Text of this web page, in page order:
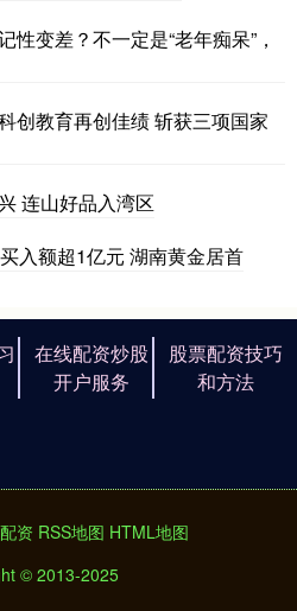
性变差？不一定是“老年痴呆”，
创教育再创佳绩 斩获三项国家
连山好品入湾区
入额超1亿元 湖南黄金居首
在线配资炒股
开户服务
股票配资技巧
和方法
资 RSS地图 HTML地图
© 2013-2025